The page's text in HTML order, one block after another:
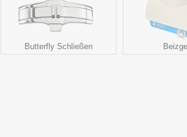
Butterfly Schließen